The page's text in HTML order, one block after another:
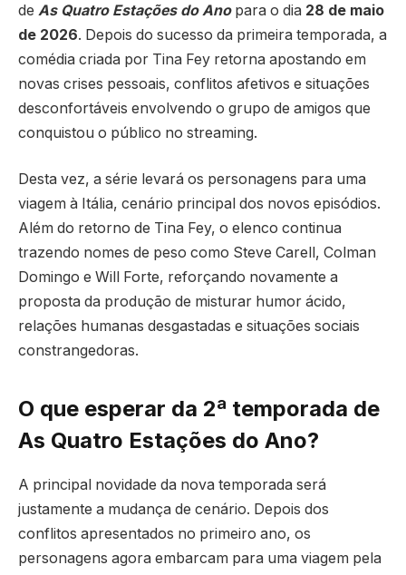
de As Quatro Estações do Anopara o dia 28 de maio
de 2026. Depois do sucesso da primeira temporada, a
comédia criada por Tina Fey retorna apostando em
novas crises pessoais, conflitos afetivos e situações
desconfortáveis envolvendo o grupo de amigos que
conquistou o público no streaming.
Desta vez, a série levará os personagens para uma
viagem à Itália, cenário principal dos novos episódios.
Além do retorno de Tina Fey, o elenco continua
trazendo nomes de peso como Steve Carell , Colman
Domingo e Will Forte, reforçando novamente a
proposta da produção de misturar humor ácido,
relações humanas desgastadas e situações sociais
constrangedoras.
O que esperar da 2ª temporada de
As Quatro Estações do Ano?
A principal novidade da nova temporada será
justamente a mudança de cenário. Depois dos
conflitos apresentados no primeiro ano, os
personagens agora embarcam para uma viagem pela